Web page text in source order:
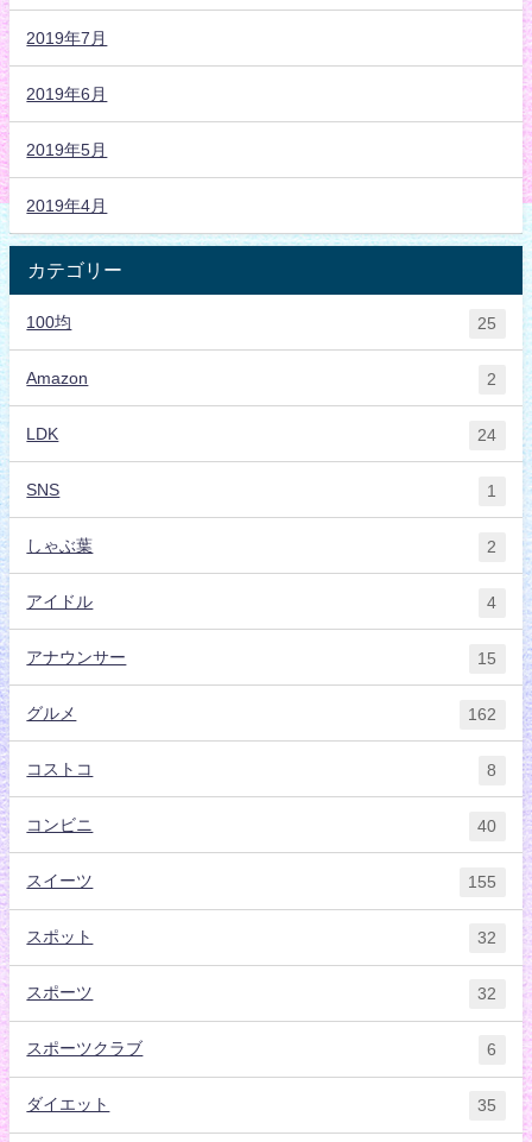
2019年7月
2019年6月
2019年5月
2019年4月
カテゴリー
100均 25
Amazon 2
LDK 24
SNS 1
しゃぶ葉 2
アイドル 4
アナウンサー 15
グルメ 162
コストコ 8
コンビニ 40
スイーツ 155
スポット 32
スポーツ 32
スポーツクラブ 6
ダイエット 35